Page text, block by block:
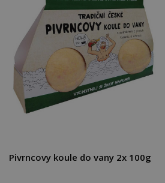
Pivrncovy koule do vany 2x 100g